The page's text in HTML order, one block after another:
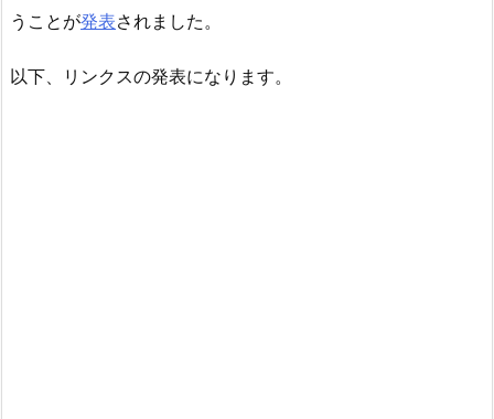
うことが発表されました。
以下、リンクスの発表になります。